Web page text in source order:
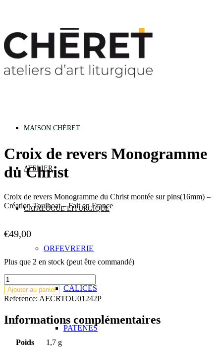
MAISON CHÉRET
ATELIER
CATALOGUE LITURGIQUE
ORFEVRERIE
CALICES
PATENES
Croix de revers Monogramme
du Christ
Croix de revers Monogramme du Christ montée sur pins(16mm) –
Création Toulhoat – Fait en France
€49,00
Plus que 2 en stock (peut être commandé)
quantité
de
Croix
revers
Monogramme
Christ
Ajouter au panier
Reference: AECRTOU01242P
Informations complémentaires
Poids
1,7 g